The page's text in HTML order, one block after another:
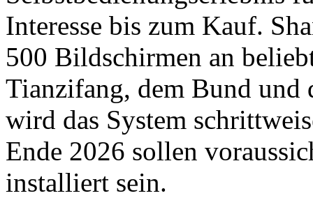
Interesse bis zum Kauf.
500 Bildschirmen an
Tianzifang, dem Bund und
wird das System
Ende 2026 sollen
installiert sein.